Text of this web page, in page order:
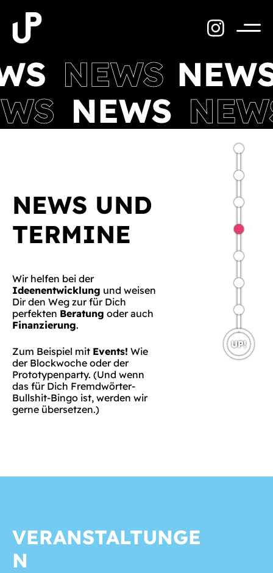
Inhalt
springen
NEWS UND
TERMINE
Wir helfen bei der
Ideenentwicklung und weisen
Dir den Weg zur für Dich
perfekten Beratung oder auch
Finanzierung.
Zum Beispiel mit Events! Wie
der Blockwoche oder der
Prototypenparty. (Und wenn
das für Dich Fremdwörter-
Bullshit-Bingo ist, werden wir
gerne übersetzen.)
VERANSTALTUNGE
N